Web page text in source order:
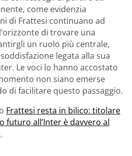
come evidenzia
di Frattesi continuano ad
di trovare una
un ruolo più centrale,
legata alla sua
Le voci lo hanno accostato
non siano emerse
di facilitare questo passaggio.
Frattesi resta in bilico: titolare
futuro all’Inter è davvero al
.